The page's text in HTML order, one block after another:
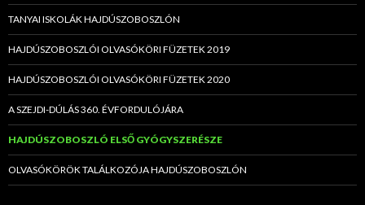
TANYAI ISKOLÁK HAJDÚSZOBOSZLÓN
HAJDÚSZOBOSZLÓI OLVASÓKÖRI FÜZETEK 2019
HAJDÚSZOBOSZLÓI OLVASÓKÖRI FÜZETEK 2020
A SZEJDI-DÚLÁS 360. ÉVFORDULÓJÁRA
HAJDÚSZOBOSZLÓ ELSŐ GYÓGYSZERÉSZE
OLVASÓKÖRÖK TALÁLKOZÓJA HAJDÚSZOBOSZLÓN